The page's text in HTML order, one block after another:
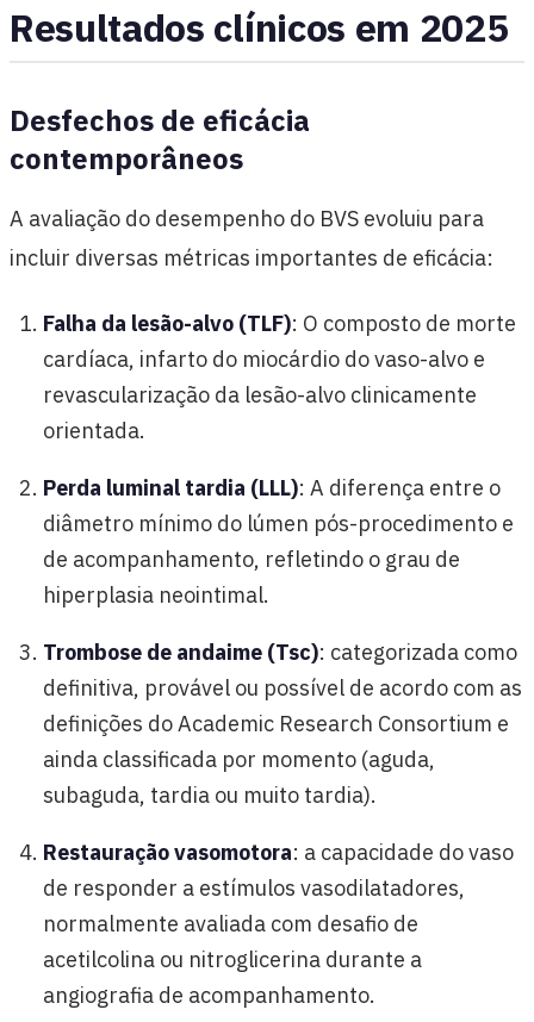
Resultados clínicos em 2025
Desfechos de eficácia
contemporâneos
A avaliação do desempenho do BVS evoluiu para
incluir diversas métricas importantes de eficácia:
Falha da lesão-alvo (TLF): O composto de morte
cardíaca, infarto do miocárdio do vaso-alvo e
revascularização da lesão-alvo clinicamente
orientada.
Perda luminal tardia (LLL): A diferença entre o
diâmetro mínimo do lúmen pós-procedimento e
de acompanhamento, refletindo o grau de
hiperplasia neointimal.
Trombose de andaime (Tsc): categorizada como
definitiva, provável ou possível de acordo com as
definições do Academic Research Consortium e
ainda classificada por momento (aguda,
subaguda, tardia ou muito tardia).
Restauração vasomotora: a capacidade do vaso
de responder a estímulos vasodilatadores,
normalmente avaliada com desafio de
acetilcolina ou nitroglicerina durante a
angiografia de acompanhamento.